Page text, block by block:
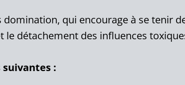
domination, qui encourage à se tenir
le détachement des influences
: